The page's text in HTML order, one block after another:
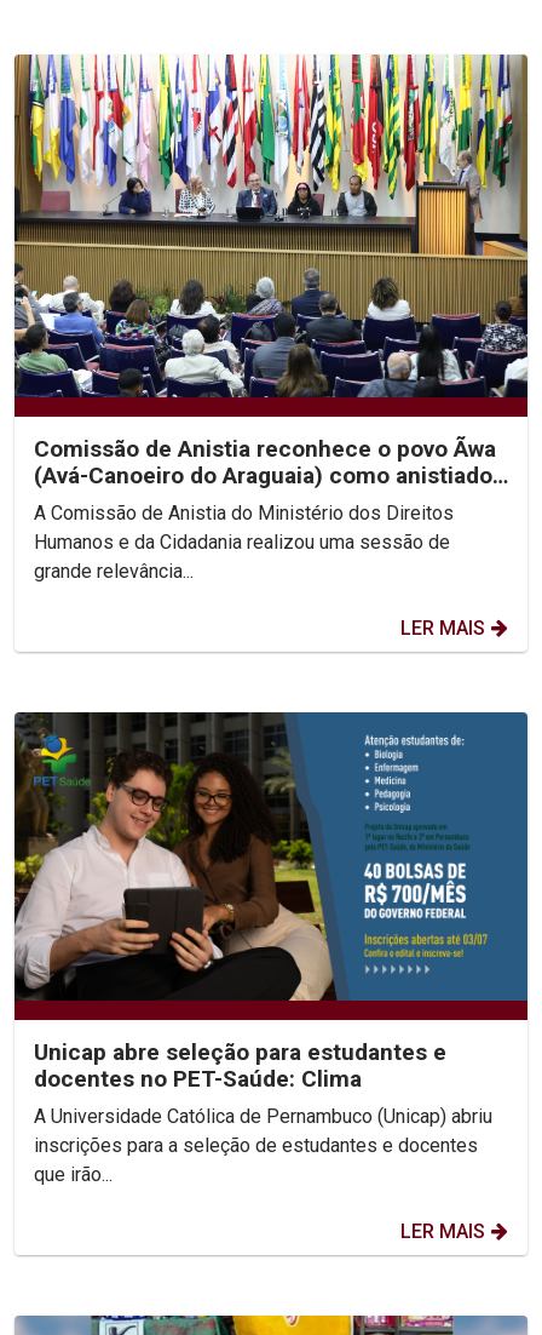
Comissão de Anistia reconhece o povo Ãwa
(Avá-Canoeiro do Araguaia) como anistiado
político coletivo
A Comissão de Anistia do Ministério dos Direitos
Humanos e da Cidadania realizou uma sessão de
grande relevância...
LER MAIS
Unicap abre seleção para estudantes e
docentes no PET-Saúde: Clima
A Universidade Católica de Pernambuco (Unicap) abriu
inscrições para a seleção de estudantes e docentes
que irão...
LER MAIS